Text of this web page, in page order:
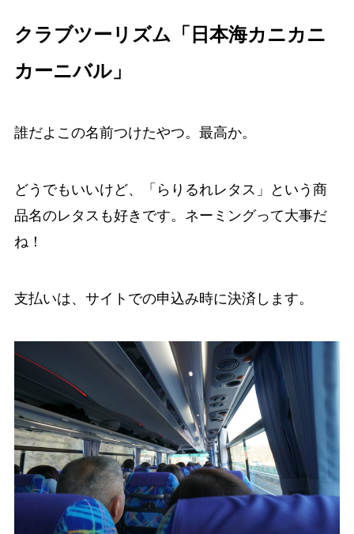
クラブツーリズム「日本海カニカニ
カーニバル」
誰だよこの名前つけたやつ。最高か。
どうでもいいけど、「らりるれレタス」という商
品名のレタスも好きです。ネーミングって大事だ
ね！
支払いは、サイトでの申込み時に決済します。